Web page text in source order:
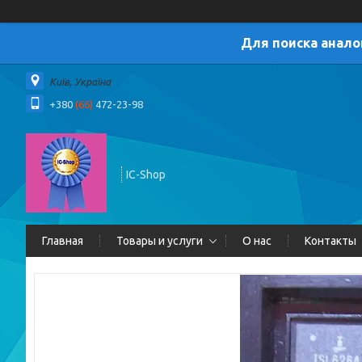
Для поиска
Київ, Україна
+380 (66) 472-23-98
IC-Shop
Главная Товары и услуги О нас Контакты